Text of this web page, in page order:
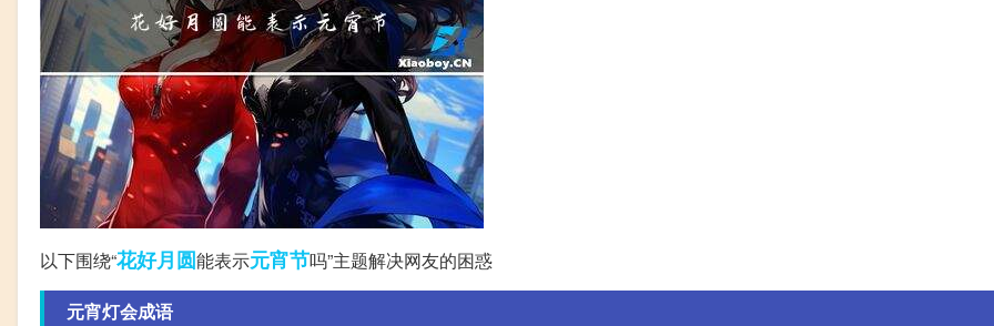
以下围绕“花好月圆能表示元宵节吗”主题解决网友的困惑
元宵灯会成语